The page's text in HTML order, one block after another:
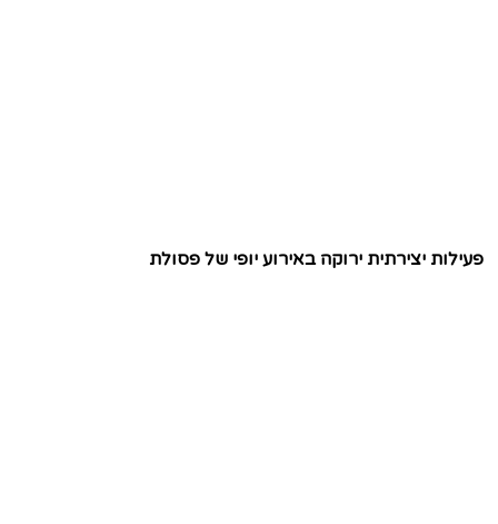
פעילות יצירתית ירוקה באירוע יופי של פסולת